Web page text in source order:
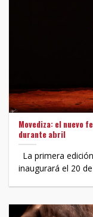
Movediza: el nuevo
durante abril
La primera
inaugurará el 20